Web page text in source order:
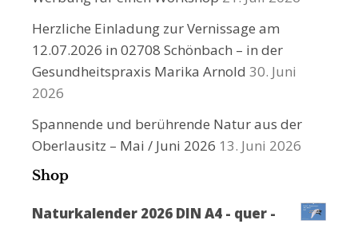
Herzliche Einladung zur Vernissage am
12.07.2026 in 02708 Schönbach – in der
Gesundheitspraxis Marika Arnold 30. Juni
2026
Spannende und berührende Natur aus der
Oberlausitz – Mai / Juni 2026 13. Juni 2026
Shop
Naturkalender 2026 DIN A4 - quer -